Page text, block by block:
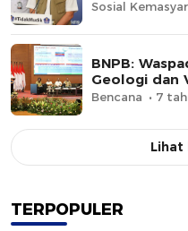
Sosial
BNPB:
Geologi dan
Bencana 7
Lihat
TERPOPULER